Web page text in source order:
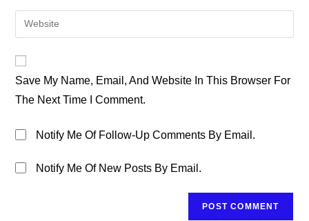
To
Comment
Email
Address
Enter
Your
URL
(optional)
Save My Name, Email, And Website In This Browser For
The Next Time I Comment.
Notify Me Of Follow-Up Comments By Email.
Notify Me Of New Posts By Email.